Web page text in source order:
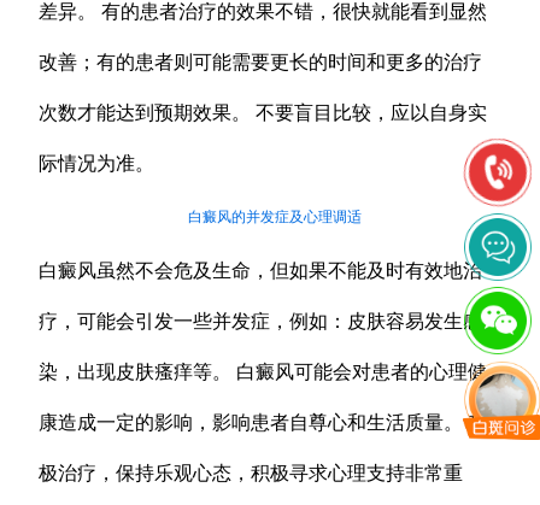
差异。 有的患者治疗的效果不错，很快就能看到显然
改善；有的患者则可能需要更长的时间和更多的治疗
次数才能达到预期效果。 不要盲目比较，应以自身实
际情况为准。
白癜风的并发症及心理调适
白癜风虽然不会危及生命，但如果不能及时有效地治
疗，可能会引发一些并发症，例如：皮肤容易发生感
染，出现皮肤瘙痒等。 白癜风可能会对患者的心理健
康造成一定的影响，影响患者自尊心和生活质量。 积
极治疗，保持乐观心态，积极寻求心理支持非常重